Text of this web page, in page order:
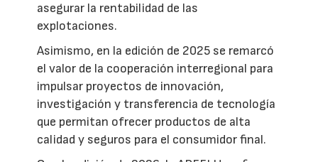
asegurar la rentabilidad de las
explotaciones.
Asimismo, en la edición de 2025 se remarcó
el valor de la cooperación interregional para
impulsar proyectos de innovación,
investigación y transferencia de tecnología
que permitan ofrecer productos de alta
calidad y seguros para el consumidor final.